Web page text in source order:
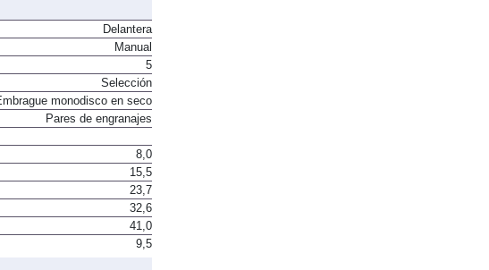
Delantera
Manual
5
Selección
Embrague monodisco en seco
8,0
15,5
23,7
32,6
41,0